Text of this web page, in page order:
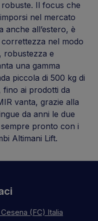
Il focus che
nel mercato
anche all’estero, è
nel modo
robustezza e
una gamma
piccola di 500 kg di
fino ai prodotti da
vanta, grazie alla
da anni le due
pronto con i
Altimani Lift.
(FC) Italia